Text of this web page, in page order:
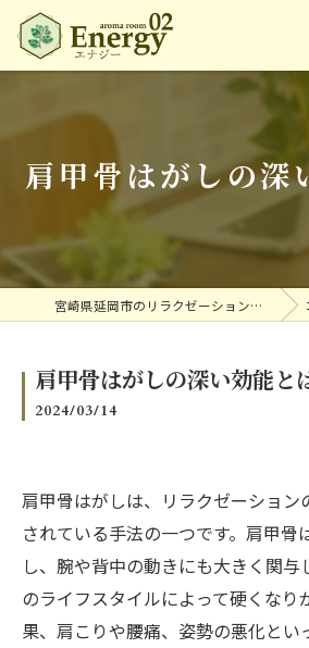
肩甲骨はがしの深
宮崎県延岡市のリラクゼーションならアロマルームエナジー
肩甲骨はがしの深い効能と
2024/03/14
肩甲骨はがしは、リラクゼーション
されている手法の一つです。肩甲骨
し、腕や背中の動きにも大きく関
のライフスタイルによって硬くなり
果、肩こりや腰痛、姿勢の悪化とい